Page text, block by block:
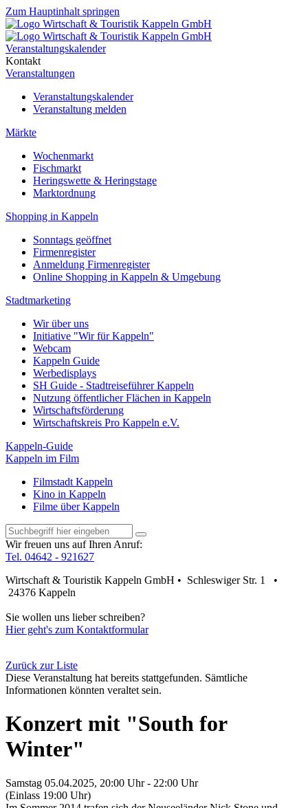
Zum Hauptinhalt springen
Veranstaltungskalender
Kontakt
Veranstaltungen
Veranstaltungskalender
Veranstaltung melden
Märkte
Wochenmarkt
Fischmarkt
Heringswette & Heringstage
Marktordnung
Shopping in Kappeln
Sonntags geöffnet
Firmenregister
Anmeldung Firmenregister
Online Shopping in Kappeln & Umgebung
Stadtmarketing
Wir über uns
Initiative "Wir für Kappeln"
Webcam
Kappeln Guide
Werbedisplays
SH Guide - Stadtreiseführer Kappeln
Nutzung öffentlicher Flächen in Kappeln
Wirtschaftsförderung
Wirtschaftskreis Pro Kappeln e.V.
Kappeln-Guide
Kappeln im Film
Filmstadt Kappeln
Kino in Kappeln
Filme über Kappeln
Wir freuen uns auf Ihren Anruf:
Tel. 04642 - 921627
Wirtschaft & Touristik Kappeln GmbH • Schleswiger Str. 1 •
24376 Kappeln
Sie wollen uns lieber schreiben?
Hier geht's zum Kontaktformular
Zurück zur Liste
Diese Veranstaltung hat bereits stattgefunden. Sämtliche
Informationen könnten veraltet sein.
Konzert mit "South for
Winter"
Samstag 05.04.2025, 20:00 Uhr - 22:00 Uhr
(Einlass 19:00 Uhr)